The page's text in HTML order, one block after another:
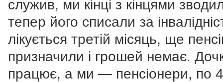
служив, ми кінці з кінцями
тепер його списали за
лікується третій місяць, ще
призначили і грошей немає.
працює, а ми — пенсіонери, по